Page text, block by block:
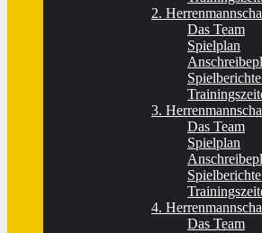
2.
Das Team
Spielplan
3.
Das Team
Spielplan
4.
Das Team